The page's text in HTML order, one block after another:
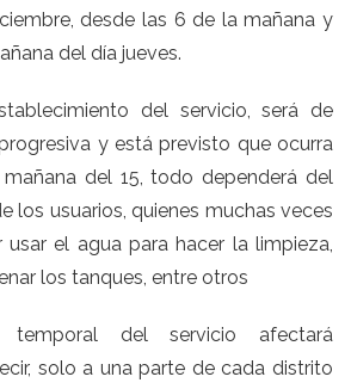
desde las 6 de la mañana y
del día jueves.
del servicio, será de
y está previsto que ocurra
del 15, todo dependerá del
los usuarios, quienes muchas veces
usar el agua para hacer la limpieza,
los tanques, entre otros
temporal del servicio afectará
solo a una parte de cada distrito